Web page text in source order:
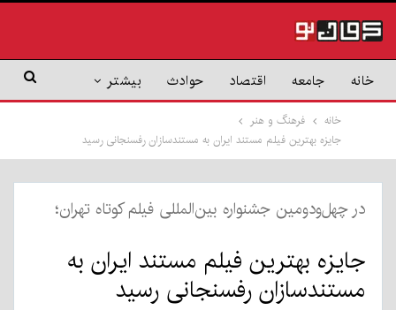
خانه جامعه اقتصاد حوادث بیشتر
خانه
فرهنگ و هنر
جایزه بهترین فیلم مستند ایران به مستندسازان رفسنجانی رسید
در چهل‌ودومین جشنواره بین‌المللی فیلم کوتاه تهران؛
جایزه بهترین فیلم مستند ایران به
مستندسازان رفسنجانی رسید